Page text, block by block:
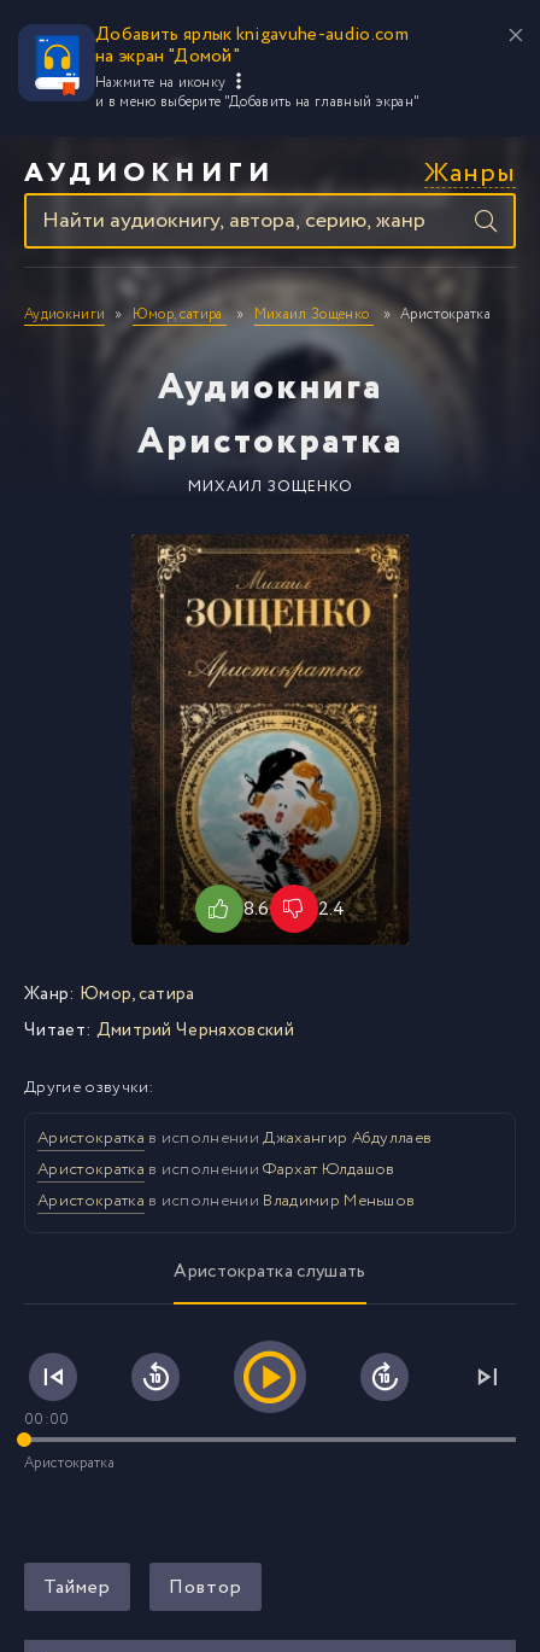
Добавить ярлык knigavuhe-audio.com
на экран "Домой"
Нажмите на иконку
и в меню выберите "Добавить на главный экран"
АУДИОКНИГИ Жанры
Аудиокниги Юмор, сатира Михаил Зощенко Аристократка
Аудиокнига
Аристократка
МИХАИЛ ЗОЩЕНКО
8.6 2.4
Жанр: Юмор, сатира
Читает: Дмитрий Черняховский
Другие озвучки:
Аристократка в исполненииДжахангир Абдуллаев
Аристократка в исполненииФархат Юлдашов
Аристократка в исполнении Владимир Меньшов
Аристократка слушать
00:00
Аристократка
Таймер Повтор